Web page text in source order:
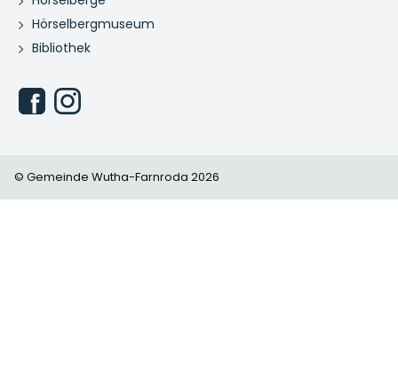
Hörselbergmuseum
Bibliothek
© Gemeinde Wutha-Farnroda 2026